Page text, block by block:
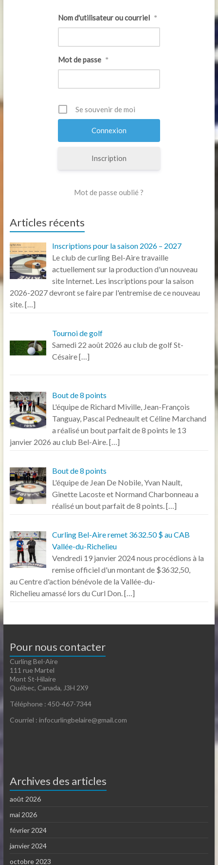
Nom d'utilisateur ou courriel *
Mot de passe *
Se souvenir de moi
Inscription
Mot de passe oublié ?
Articles récents
Inscriptions pour la saison 2026 – 2027
Le club de curling Bel-Aire travaille
actuellement sur la production d'un nouveau
site Internet. Les inscriptions pour la saison
2026-2027 devront se faire par l'entremise de ce nouveau
site.[…]
Tournoi de golf
Samedi 22 août 2026 au club de golf St-
Césaire[…]
Bout de 8 points
L'équipe de Richard Miville, Jean-François
Tanguay, Pascal Pedneault et Céline Marchand
a réalisé un bout parfait de 8 points le 13
janvier 2026 au club Bel-Aire.[…]
Bout de 8 points
L'équipe de Jean De Nobile, Yvan Nault,
Ginette Lacoste et Normand Charbonneau a
réalisé un bout parfait de 8 points.[…]
Curling Bel-Aire remet 3632.50 $ au CAB
Vallée-du-Richelieu
Vendredi 19 janvier 2024 nous procédions à la
remise officiel d'un montant de $3632,50,
au Centre d'action bénévole de la Vallée-du-
Richelieu amassé lors du Curl Don.[…]
Pour nous contacter
Curling Bel-Aire
111 rue Martel
Mont St-Hilaire
Québec, Canada, J3H 2X9
Téléphone : 450-467-7344
Courriel : infocurlingbelaire@gmail.com
Archives des articles
août 2026
mai 2026
février 2024
janvier 2024
octobre 2023